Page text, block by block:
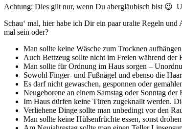
Achtung: Dies gilt nur, wenn Du abergläubisch bist 😉
Schau‘ mal, hier habe ich Dir ein paar uralte Regeln
mal sein oder?
Man sollte keine Wäsche zum Trocknen
Auch Bettzeug sollte nicht im Freien während der
Man sollte für Ordnung im Haus sorgen –
Sowohl Finger- und Fußnägel und ebenso die
Es darf nicht gewaschen, gesponnen oder
Neugeborene an einem Samstag oder Sonntag
Im Haus dürfen keine Türen zugeknallt werden.
Verliehene Dinge sollte man unbedingt vor den
Man sollte keine Hülsenfrüchte essen, sonst